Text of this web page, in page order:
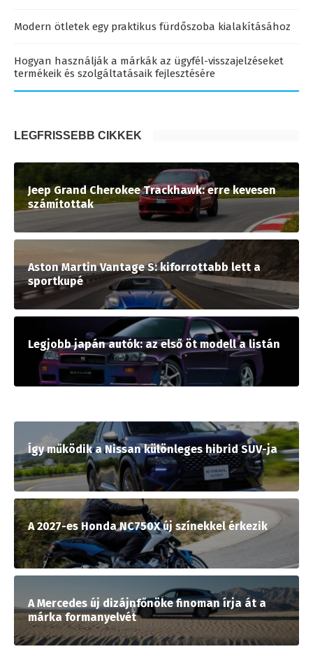
Modern ötletek egy praktikus fürdőszoba kialakításához
Hogyan használják a márkák az ügyfél-visszajelzéseket
termékeik és szolgáltatásaik fejlesztésére
LEGFRISSEBB CIKKEK
Jeep Grand Cherokee Trackhawk: erre kevesen
számítottak
Aston Martin Vantage S: kiforrottabb lett a
sportkupé
Legjobb japán autók: az első öt modell a listán
Így működik a Nissan különleges hibrid SUV-ja
A 2027-es Honda NC750X új színekkel érkezik
A Mercedes új dizájnfőnöke finoman írja át a
márka formanyelvét